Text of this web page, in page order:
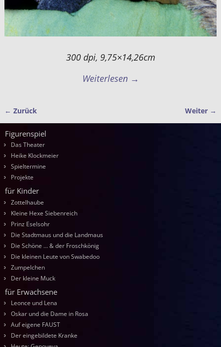
300 dpi, 9,75×14,26cm
Weiterlesen →
Bilder-Navigation
← Zurück Weiter →
Figurenspiel
Das Theater
Heike Klockmeier
Spieltermine
Projekte
für Kinder
Zottelhaube
Kleine Hexe Siebenreich
Prinz Eselsohr
Die Stadtmaus und die Landmaus
Die Schöne … & der Froschkönig
Die kleinen Leute von Swabedoo
Zumpelchen
Der kleine Muck
für Erwachsene
Leonce und Lena
Oskar und die Dame in Rosa
Auf eigene FAUST
Der eingebildete Kranke